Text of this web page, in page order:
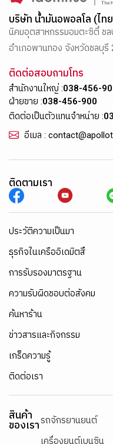
บริษัท น้ำมันอพอลโล (ไท
นิคมอุตสาหกรรมอมตะซิตี้ ชล
อำเภอพานทอง จังหวัดชลบุรี
ติดต่อสอบถามโทร
สำนักงานใหญ่ :038-456-
ฝ่ายขาย :038-456-900
ติดต่อเป็นตัวแทนจำหน่าย :
อีเมล :
ติดตามเรา
ประวัติความเป็นมา
ธุรกิจในเครืออิเดมิตสึ
การรับรองมาตรฐาน
ความรับผิดชอบต่อสังคม
ค้นหาร้าน
ข่าวสารและกิจกรรม
เกร็ดความรู้
ติดต่อเรา
สินค้า
ของเรารถจักรยานยนต์
เครื่องยนต์เบนซิน